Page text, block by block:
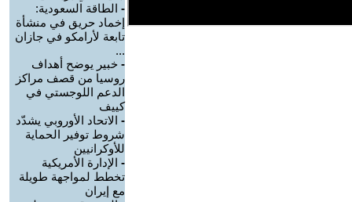
- الطاقة السعودية:
إخماد حريق في منشأة
تابعة لأرامكو في جازان
...
- خبير يوضح أهداف
روسيا من قصف مراكز
الدعم اللوجستي في
كييف
- الاتحاد الأوروبي يشدّد
شروط توفير الحماية
للأوكرانيين
- الإدارة الأمريكية
تخطط لمواجهة طويلة
مع إيران